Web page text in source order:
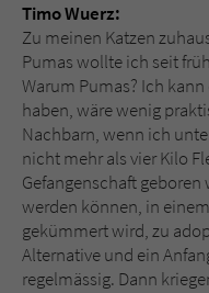
Timo Wuerz:
Zu meinen Katzen
Pumas wollte ich seit
Warum Pumas? Ich
haben, wäre wenig
Nachbarn, wenn ich
nicht mehr als vier Kilo
Gefangenschaft
werden können, in
gekümmert wird, zu
Alternative und ein
regelmässig. Dann